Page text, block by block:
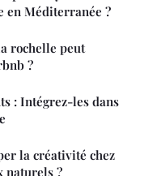
en Méditerranée ?
rochelle peut
?
: Intégrez-les dans
la créativité chez
naturels ?